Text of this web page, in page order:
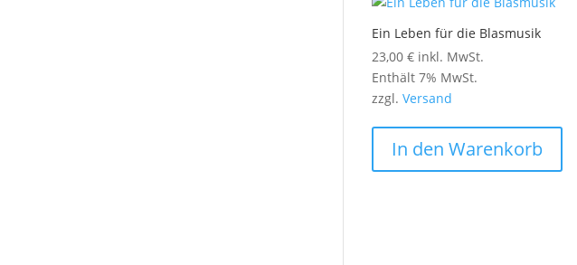
Ein Leben für die Blasmusik
23,00€ inkl. MwSt.
Enthält 7% MwSt.
zzgl.Versand
In den Warenkorb